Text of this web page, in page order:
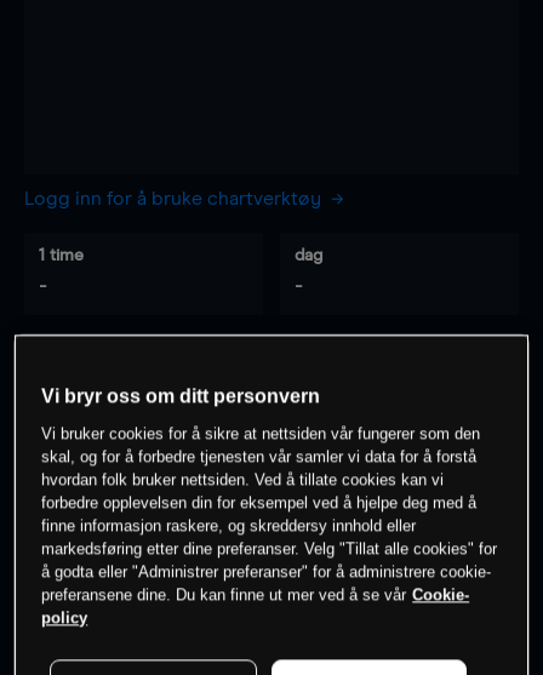
Logg inn for å bruke chartverktøy
1 time
-
dag
-
- -
0% av kunder erpå dette instrumentet
Søk om konto
Vi bryr oss om ditt personvern
Vi bruker cookies for å sikre at nettsiden vår fungerer som den
skal, og for å forbedre tjenesten vår samler vi data for å forstå
hvordan folk bruker nettsiden. Ved å tillate cookies kan vi
forbedre opplevelsen din for eksempel ved å hjelpe deg med å
finne informasjon raskere, og skreddersy innhold eller
markedsføring etter dine preferanser. Velg "Tillat alle cookies" for
å godta eller "Administrer preferanser" for å administrere cookie-
preferansene dine. Du kan finne ut mer ved å se vår Cookie-
policy